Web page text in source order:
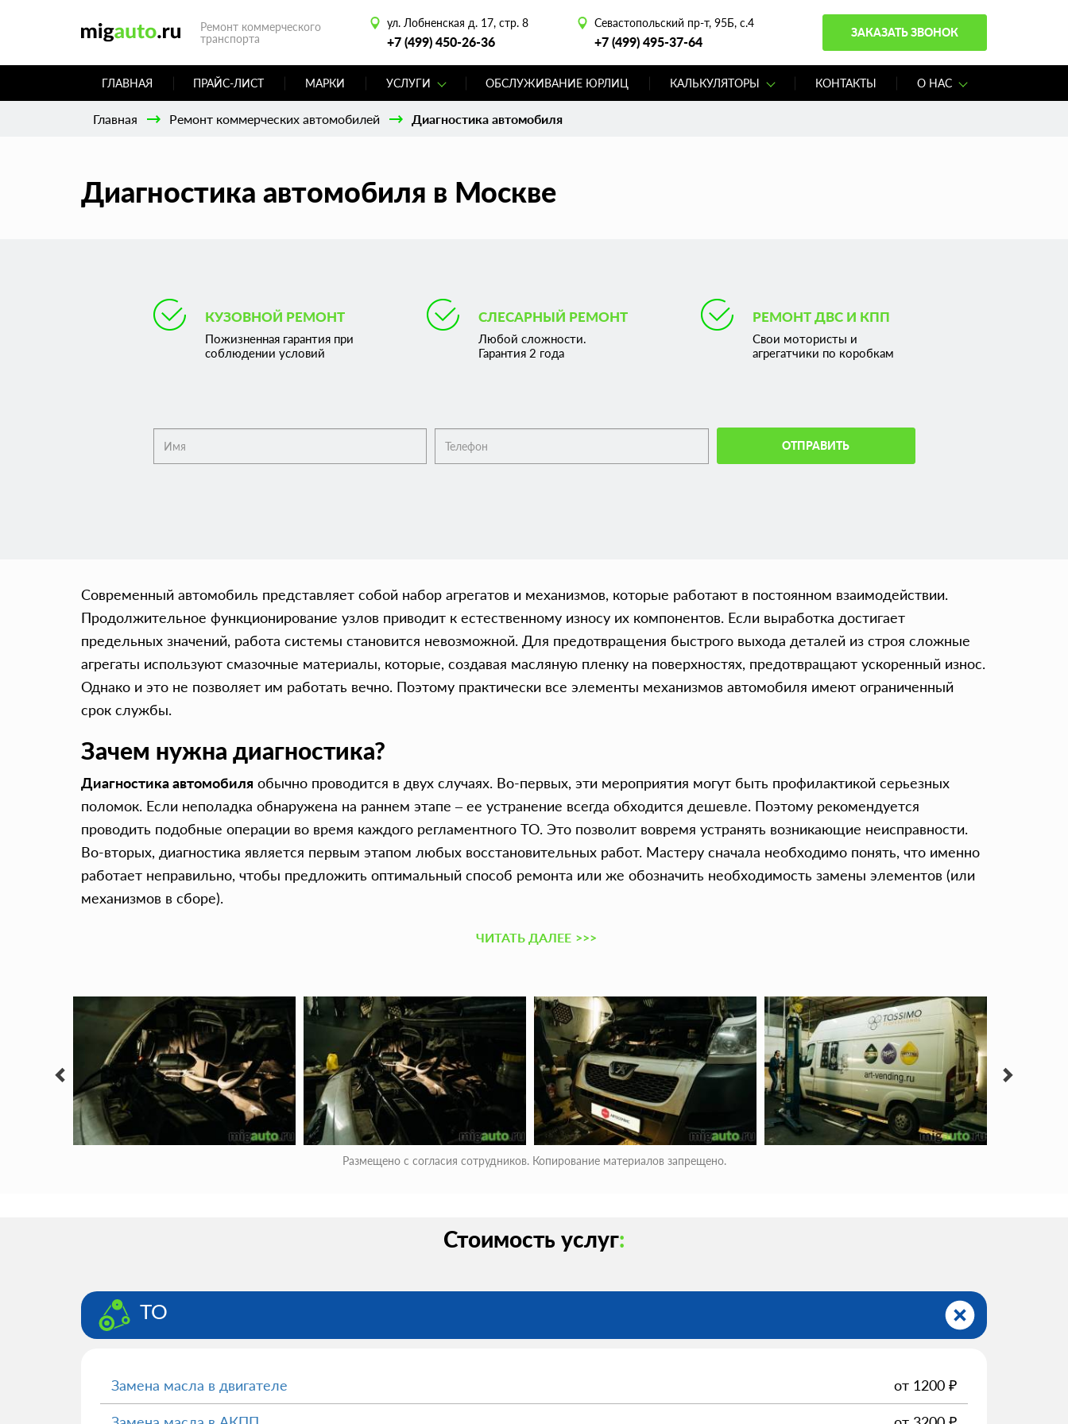
Ремонт коммерческого
транспорта
ул. Лобненская д. 17, стр. 8
+7 (499) 450-26-36
Севастопольский пр-т, 95Б, с.4
+7 (499) 495-37-64
ЗАКАЗАТЬ ЗВОНОК
ГЛАВНАЯ ПРАЙС-ЛИСТ МАРКИ УСЛУГИ ОБСЛУЖИВАНИЕ ЮРЛИЦ КАЛЬКУЛЯТОРЫ КОНТАКТЫ О НАС
Главная Ремонт коммерческих автомобилей Диагностика автомобиля
Диагностика автомобиля в Москве
КУЗОВНОЙ РЕМОНТ
Пожизненная гарантия при
соблюдении условий
СЛЕСАРНЫЙ РЕМОНТ
Любой сложности.
Гарантия 2 года
РЕМОНТ ДВС И КПП
Свои мотористы и
агрегатчики по коробкам
ОТПРАВИТЬ
Современный автомобиль представляет собой набор агрегатов и механизмов, которые работают в постоянном взаимодействии.
Продолжительное функционирование узлов приводит к естественному износу их компонентов. Если выработка достигает
предельных значений, работа системы становится невозможной. Для предотвращения быстрого выхода деталей из строя сложные
агрегаты используют смазочные материалы, которые, создавая масляную пленку на поверхностях, предотвращают ускоренный износ.
Однако и это не позволяет им работать вечно. Поэтому практически все элементы механизмов автомобиля имеют ограниченный
срок службы.
Зачем нужна диагностика?
Диагностика автомобиля обычно проводится в двух случаях. Во-первых, эти мероприятия могут быть профилактикой серьезных
поломок. Если неполадка обнаружена на раннем этапе – ее устранение всегда обходится дешевле. Поэтому рекомендуется
проводить подобные операции во время каждого регламентного ТО. Это позволит вовремя устранять возникающие неисправности.
Во-вторых, диагностика является первым этапом любых восстановительных работ. Мастеру сначала необходимо понять, что именно
работает неправильно, чтобы предложить оптимальный способ ремонта или же обозначить необходимость замены элементов (или
механизмов в сборе).
ЧИТАТЬ ДАЛЕЕ >>>
Размещено с согласия сотрудников. Копирование материалов запрещено.
Стоимость услуг:
ТО
Замена масла в двигателе от 1200 ₽